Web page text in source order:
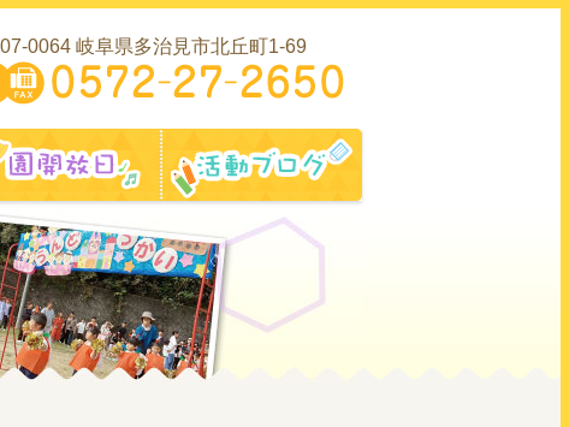
0064 岐阜県多治見市北丘町1-69
内 園開放日